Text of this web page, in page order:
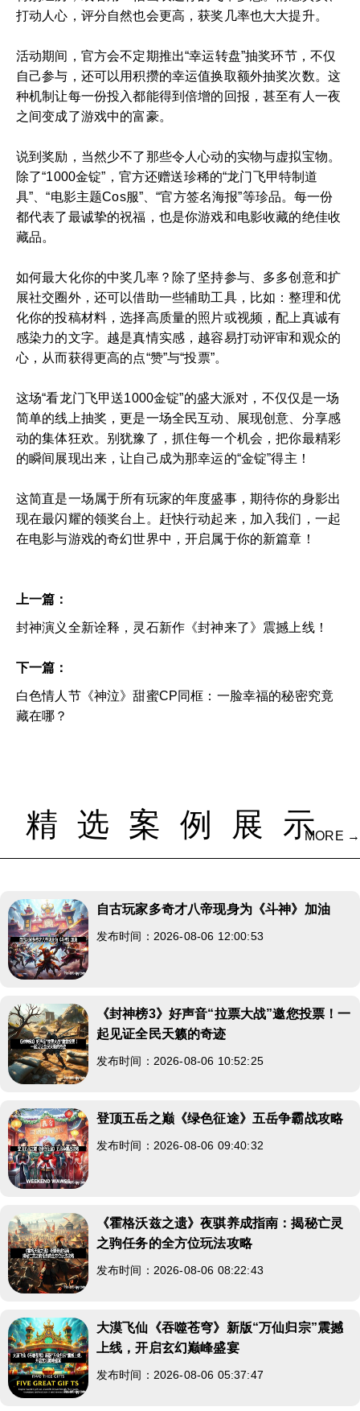
打动人心，评分自然也会更高，获奖几率也大大提升。
活动期间，官方会不定期推出“幸运转盘”抽奖环节，不仅
自己参与，还可以用积攒的幸运值换取额外抽奖次数。这
种机制让每一份投入都能得到倍增的回报，甚至有人一夜
之间变成了游戏中的富豪。
说到奖励，当然少不了那些令人心动的实物与虚拟宝物。
除了“1000金锭”，官方还赠送珍稀的“龙门飞甲特制道
具”、“电影主题Cos服”、“官方签名海报”等珍品。每一份
都代表了最诚挚的祝福，也是你游戏和电影收藏的绝佳收
藏品。
如何最大化你的中奖几率？除了坚持参与、多多创意和扩
展社交圈外，还可以借助一些辅助工具，比如：整理和优
化你的投稿材料，选择高质量的照片或视频，配上真诚有
感染力的文字。越是真情实感，越容易打动评审和观众的
心，从而获得更高的点“赞”与“投票”。
这场“看龙门飞甲送1000金锭”的盛大派对，不仅仅是一场
简单的线上抽奖，更是一场全民互动、展现创意、分享感
动的集体狂欢。别犹豫了，抓住每一个机会，把你最精彩
的瞬间展现出来，让自己成为那幸运的“金锭”得主！
这简直是一场属于所有玩家的年度盛事，期待你的身影出
现在最闪耀的领奖台上。赶快行动起来，加入我们，一起
在电影与游戏的奇幻世界中，开启属于你的新篇章！
上一篇：
封神演义全新诠释，灵石新作《封神来了》震撼上线！
下一篇：
白色情人节《神泣》甜蜜CP同框：一脸幸福的秘密究竟
藏在哪？
精选案例展示MORE →
自古玩家多奇才八帝现身为《斗神》加油
发布时间：2026-08-06 12:00:53
《封神榜3》好声音“拉票大战”邀您投票！一
起见证全民天籁的奇迹
发布时间：2026-08-06 10:52:25
登顶五岳之巅《绿色征途》五岳争霸战攻略
发布时间：2026-08-06 09:40:32
《霍格沃兹之遗》夜骐养成指南：揭秘亡灵
之驹任务的全方位玩法攻略
发布时间：2026-08-06 08:22:43
大漠飞仙《吞噬苍穹》新版“万仙归宗”震撼
上线，开启玄幻巅峰盛宴
发布时间：2026-08-06 05:37:47